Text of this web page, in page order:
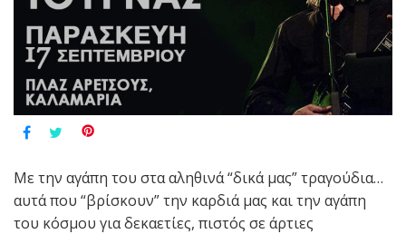
Με την αγάπη του στα αληθινά “δικά μας” τραγούδια…
αυτά που “βρίσκουν” την καρδιά μας και την αγάπη
του κόσμου για δεκαετίες, πιστός σε άρτιες